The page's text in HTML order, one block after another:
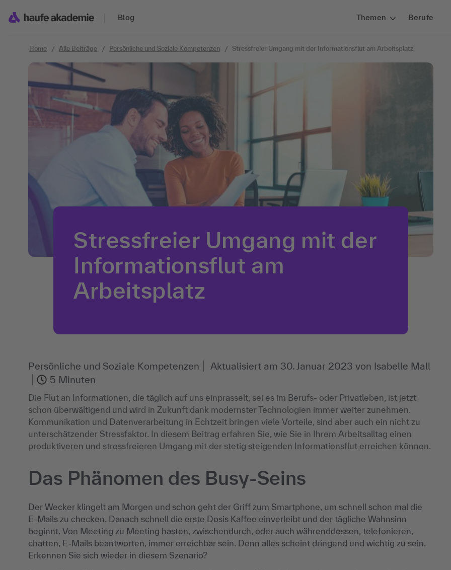
Blog
Themen Berufe
Home Alle Beiträge Persönliche und Soziale Kompetenzen Stressfreier Umgang mit der Informationsflut am Arbeitsplatz
Stressfreier Umgang mit der
Informationsflut am
Arbeitsplatz
Persönliche und Soziale Kompetenzen Aktualisiert am 30. Januar 2023 von Isabelle Mall
5 Minuten
Die Flut an Informationen, die täglich auf uns einprasselt, sei es im Berufs- oder Privatleben, ist jetzt
schon überwältigend und wird in Zukunft dank modernster Technologien immer weiter zunehmen.
Kommunikation und Datenverarbeitung in Echtzeit bringen viele Vorteile, sind aber auch ein nicht zu
unterschätzender Stressfaktor. In diesem Beitrag erfahren Sie, wie Sie in Ihrem Arbeitsalltag einen
produktiveren und stressfreieren Umgang mit der stetig steigenden Informationsflut erreichen können.
Das Phänomen des Busy-Seins
Der Wecker klingelt am Morgen und schon geht der Griff zum Smartphone, um schnell schon mal die
E-Mails zu checken. Danach schnell die erste Dosis Kaffee einverleibt und der tägliche Wahnsinn
beginnt. Von Meeting zu Meeting hasten, zwischendurch, oder auch währenddessen, telefonieren,
chatten, E-Mails beantworten, immer erreichbar sein. Denn alles scheint dringend und wichtig zu sein.
Erkennen Sie sich wieder in diesem Szenario?